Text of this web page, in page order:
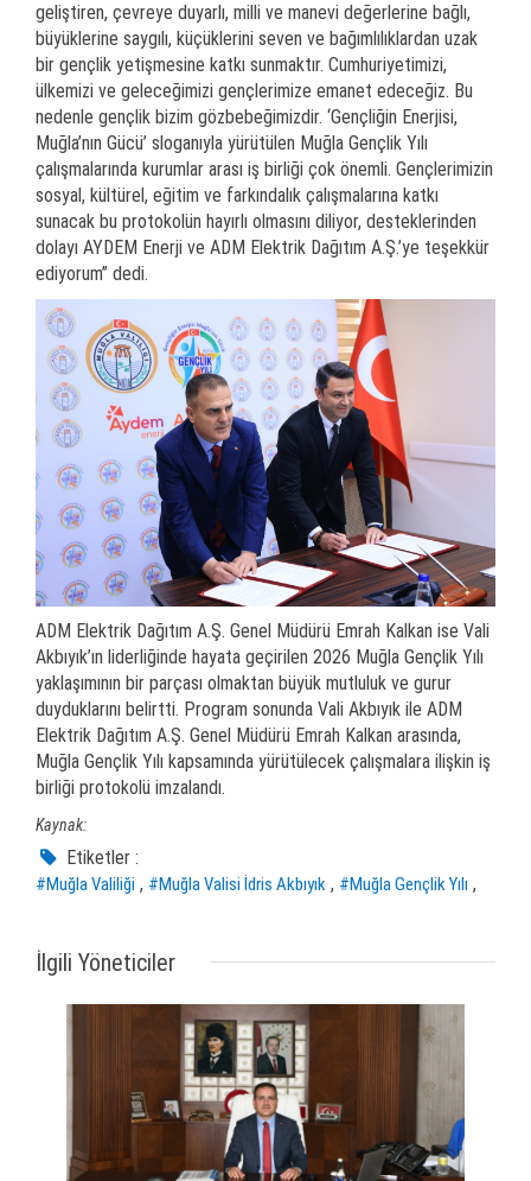
geliştiren, çevreye duyarlı, milli ve manevi değerlerine bağlı,
büyüklerine saygılı, küçüklerini seven ve bağımlılıklardan uzak
bir gençlik yetişmesine katkı sunmaktır. Cumhuriyetimizi,
ülkemizi ve geleceğimizi gençlerimize emanet edeceğiz. Bu
nedenle gençlik bizim gözbebeğimizdir. ‘Gençliğin Enerjisi,
Muğla’nın Gücü’ sloganıyla yürütülen Muğla Gençlik Yılı
çalışmalarında kurumlar arası iş birliği çok önemli. Gençlerimizin
sosyal, kültürel, eğitim ve farkındalık çalışmalarına katkı
sunacak bu protokolün hayırlı olmasını diliyor, desteklerinden
dolayı AYDEM Enerji ve ADM Elektrik Dağıtım A.Ş.’ye teşekkür
ediyorum” dedi.
ADM Elektrik Dağıtım A.Ş. Genel Müdürü Emrah Kalkan ise Vali
Akbıyık’ın liderliğinde hayata geçirilen 2026 Muğla Gençlik Yılı
yaklaşımının bir parçası olmaktan büyük mutluluk ve gurur
duyduklarını belirtti. Program sonunda Vali Akbıyık ile ADM
Elektrik Dağıtım A.Ş. Genel Müdürü Emrah Kalkan arasında,
Muğla Gençlik Yılı kapsamında yürütülecek çalışmalara ilişkin iş
birliği protokolü imzalandı.
Kaynak:
Etiketler :
#Muğla Valiliği , #Muğla Valisi İdris Akbıyık , #Muğla Gençlik Yılı ,
İlgili Yöneticiler